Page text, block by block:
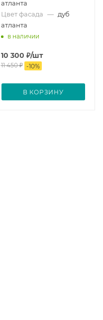
атланта
Цвет фасада — дуб
атланта
в наличии
10 300 ₽/шт
11 450₽ -10%
В КОРЗИНУ